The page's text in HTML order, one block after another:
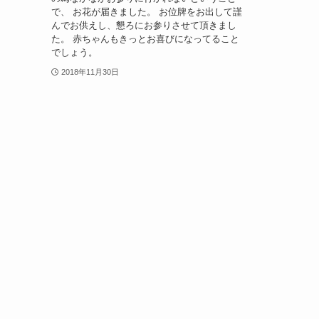
で、 お花が届きました。 お位牌をお出して謹
んでお供えし、懇ろにお参りさせて頂きまし
た。 赤ちゃんもきっとお喜びになってること
でしょう。
2018年11月30日